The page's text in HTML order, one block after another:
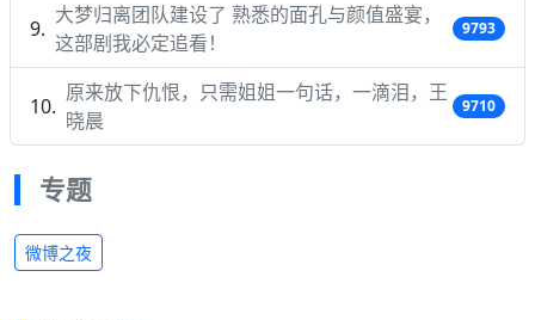
大梦归离团队建设了 熟悉的面孔与颜值盛宴，
这部剧我必定追看！
9793
原来放下仇恨，只需姐姐一句话，一滴泪，王
晓晨
9710
专题
微博之夜